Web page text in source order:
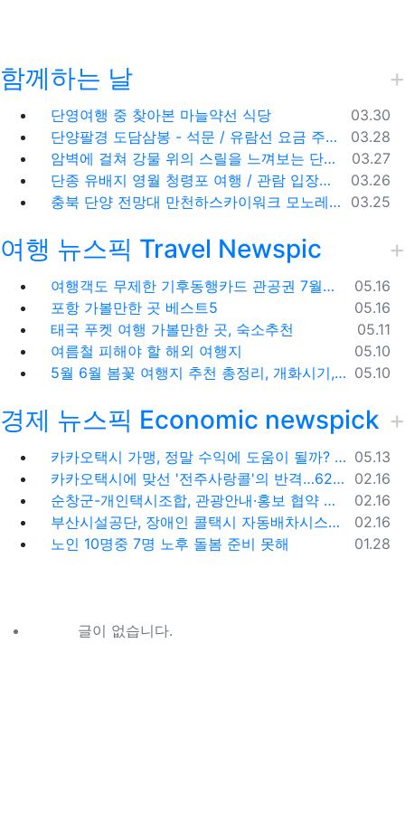
함께하는 날
등록일
03.30
단영여행 중 찾아본 마늘약선 식당
등록일
03.28
단양팔경 도담삼봉 - 석문 / 유람선 요금 주차비
등록일
03.27
암벽에 걸쳐 강물 위의 스릴을 느껴보는 단양 잔도길
등록일
03.26
단종 유배지 영월 청령포 여행 / 관람 입장료 주차장
등록일
03.25
충북 단양 전망대 만천하스카이워크 모노레일 주차장 여행코스
여행 뉴스픽 Travel Newspic
등록일
05.16
여행객도 무제한 기후동행카드 관공권 7월출시
등록일
05.16
포항 가볼만한 곳 베스트5
등록일
05.11
태국 푸켓 여행 가볼만한 곳, 숙소추천
등록일
05.10
여름철 피해야 할 해외 여행지
등록일
05.10
5월 6월 봄꽃 여행지 추천 총정리, 개화시기, 지도공유
경제 뉴스픽 Economic newspick
등록일
05.13
카카오택시 가맹, 정말 수익에 도움이 될까? '봉이 김선달'식 수수료의 진실
등록일
02.16
카카오택시에 맞선 '전주사랑콜'의 반격…62% 가입해 순항
등록일
02.16
순창군-개인택시조합, 관광안내·홍보 협약 체결
등록일
02.16
부산시설공단, 장애인 콜택시 자동배차시스템 시범 운영
등록일
01.28
노인 10명중 7명 노후 돌봄 준비 못해
글이 없습니다.